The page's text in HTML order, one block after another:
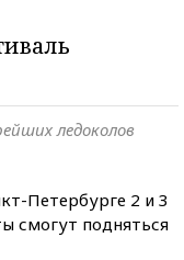
ледоколов
Петербурге 2 и 3
смогут подняться